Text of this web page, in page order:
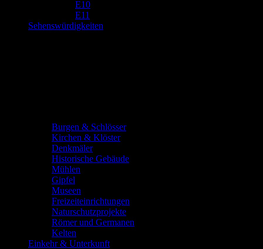
E10
E11
Sehenswürdigkeiten
Burgen & Schlösser
Kirchen & Klöster
Denkmäler
Historische Gebäude
Mühlen
Gipfel
Museen
Freizeiteinrichtungen
Naturschutzprojekte
Römer und Germanen
Kelten
Einkehr & Unterkunft